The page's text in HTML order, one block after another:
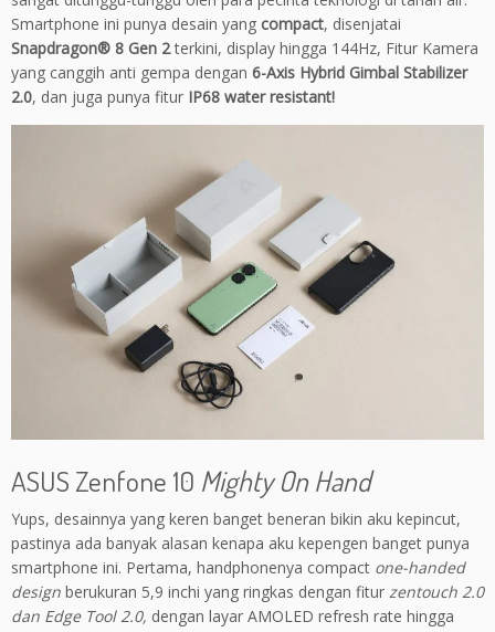
Smartphone ini punya desain yang compact, disenjatai
Snapdragon® 8 Gen 2terkini, display hingga 144Hz, Fitur Kamera
yang canggih anti gempa dengan 6-Axis Hybrid Gimbal Stabilizer
2.0, dan juga punya fitur IP68 water resistant!
ASUS Zenfone 10 Mighty On Hand
Yups, desainnya yang keren banget beneran bikin aku kepincut,
pastinya ada banyak alasan kenapa aku kepengen banget punya
smartphone ini. Pertama, handphonenya compact one-handed
design berukuran 5,9 inchi yang ringkas dengan fitur zentouch 2.0
dan Edge Tool 2.0, dengan layar AMOLED refresh rate hingga